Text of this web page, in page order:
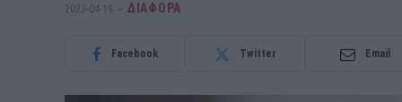
2023-04-19 ΔΙΆΦΟΡΑ
Facebook Twitter Email